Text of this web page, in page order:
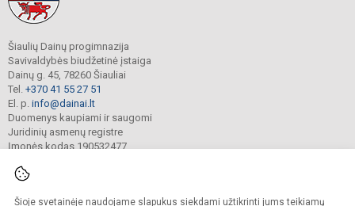
Šioje svetainėje naudojame slapukus siekdami užtikrinti jums teikiamų
Šiaulių Dainų progimnazija
Savivaldybės biudžetinė įstaiga
Dainų g. 45, 78260 Šiauliai
Tel. +370 41 55 27 51
El. p. info@dainai.lt
Duomenys kaupiami ir saugomi
Juridinių asmenų registre
Įmonės kodas 190532477
© 2023. Šiaulių Dainų progimnazija. Visos teisės saugomos.